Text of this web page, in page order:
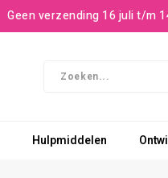
Geen verzending 16 juli t/m
Hulpmiddelen